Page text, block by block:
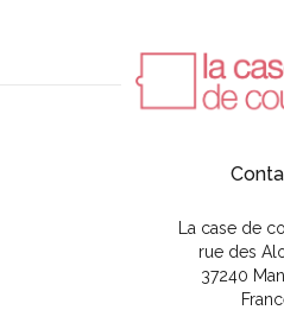
La case de
rue des
37240